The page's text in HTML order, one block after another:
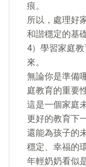
痕。
所以，處理好
和諧穩定的基礎
4）學習家庭
來。
無論你是準備
庭教育的重要性
這是一個家庭
更好的教育下
還能為孩子的
穩定、幸福的
年輕奶奶看似